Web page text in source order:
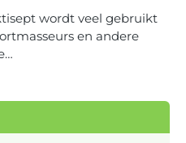
wordt veel gebruikt
en andere